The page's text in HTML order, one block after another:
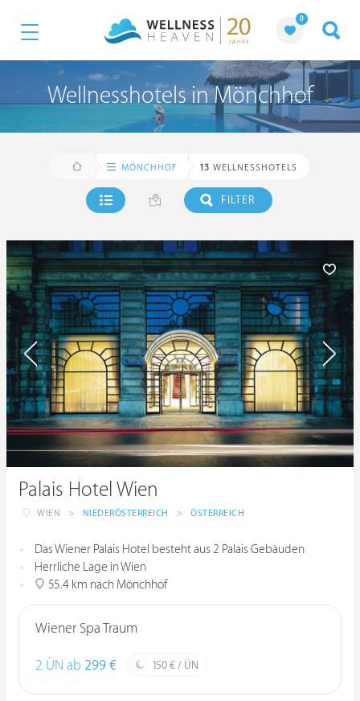
0
Wellnesshotels in Mönchhof
MÖNCHHOF 13 WELLNESSHOTELS
FILTER
Palais Hotel Wien
WIEN > NIEDERÖSTERREICH > ÖSTERREICH
Das Wiener Palais Hotel besteht aus 2 Palais Gebäuden
Herrliche Lage in Wien
55.4 km nach Mönchhof
Wiener Spa Traum
2 ÜN ab 299 € 150 € / ÜN